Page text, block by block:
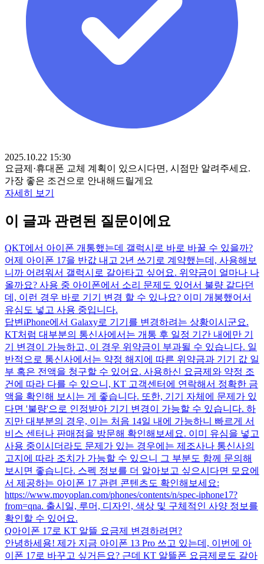
2025.10.22 15:30
요금제·휴대폰 교체 계획이 있으시다면, 시점만 알려주세요.
가장 좋은 조건으로 안내해드릴게요
자세히 보기
이 글과 관련된 질문이에요
QKT에서 아이폰 개통했는데 갤럭시로 바로 바꿀 수 있을까?
어제 아이폰 17을 반값 내고 2년 쓰기로 계약했는데, 사용해보
니까 어려워서 갤럭시로 갈아타고 싶어요. 위약금이 얼마나 나
올까요? 사용 중 아이폰에서 소리 문제도 있어서 불량 같다던
데, 이런 경우 바로 기기 변경 할 수 있나요? 이미 개봉했어서
유심도 넣고 사용 중입니다.
답변iPhone에서 Galaxy로 기기를 변경하려는 상황이시군요.
KT처럼 대부분의 통신사에서는 개통 후 일정 기간 내에만 기
기 변경이 가능하고, 이 경우 위약금이 부과될 수 있습니다. 일
반적으로 통신사에서는 약정 해지에 따른 위약금과 기기 값 일
부 혹은 전액을 청구할 수 있어요. 사용하신 요금제와 약정 조
건에 따라 다를 수 있으니, KT 고객센터에 연락해서 정확한 금
액을 확인해 보시는 게 좋습니다. 또한, 기기 자체에 문제가 있
다면 '불량'으로 인정받아 기기 변경이 가능할 수 있습니다. 하
지만 대부분의 경우, 이는 처음 14일 내에 가능하니 빠르게 서
비스 센터나 판매점을 방문해 확인해보세요. 이미 유심을 넣고
사용 중이시더라도 문제가 있는 경우에는 제조사나 통신사의
고지에 따라 조치가 가능할 수 있으니 그 부분도 함께 문의해
보시면 좋습니다. 스펙 정보를 더 알아보고 싶으시다면 모요에
서 제공하는 아이폰 17 관련 콘텐츠도 확인해보세요:
https://www.moyoplan.com/phones/contents/n/spec-iphone17?
from=qna. 출시일, 루머, 디자인, 색상 및 구체적인 사양 정보를
확인할 수 있어요.
Q아이폰 17로 KT 알뜰 요금제 변경하려면?
안녕하세용! 제가 지금 아이폰 13 Pro 쓰고 있는데, 이번에 아
이폰 17로 바꾸고 싶거든요? 근데 KT 알뜰폰 요금제로도 갈아